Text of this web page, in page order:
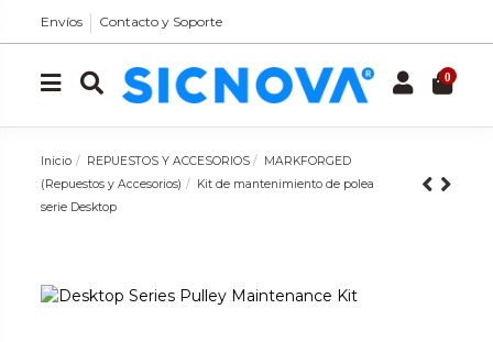
Envíos Contacto y Soporte
0
Inicio REPUESTOS Y ACCESORIOS
MARKFORGED
(Repuestos y Accesorios)
Kit de mantenimiento de polea
serie Desktop